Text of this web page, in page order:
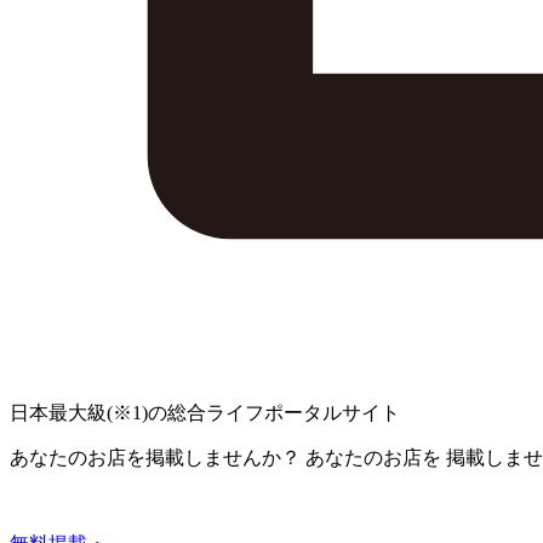
日本最大級(※1)の総合ライフポータルサイト
あなたのお店を掲載しませんか？ あなたのお店を 掲載しま